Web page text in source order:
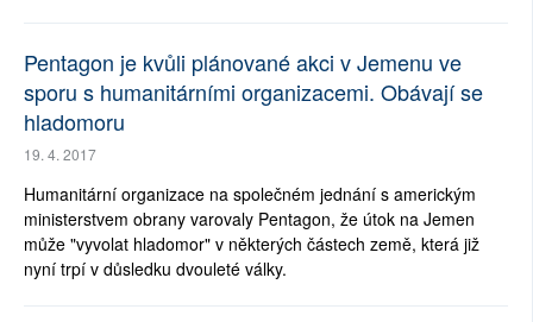
Pentagon je kvůli plánované akci v Jemenu ve
sporu s humanitárními organizacemi. Obávají se
hladomoru
19. 4. 2017
Humanitární organizace na společném jednání s americkým
ministerstvem obrany varovaly Pentagon, že útok na Jemen
může "vyvolat hladomor" v některých částech země, která již
nyní trpí v důsledku dvouleté války.